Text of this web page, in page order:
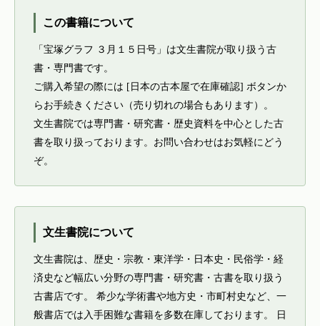
この書籍について
「宝塚グラフ ３月１５日号」は文生書院が取り扱う古
書・専門書です。
ご購入希望の際には [日本の古本屋で在庫確認] ボタンか
らお手続きください（売り切れの場合もあります）。
文生書院では専門書・研究書・歴史資料を中心とした古
書を取り扱っております。お問い合わせはお気軽にどう
ぞ。
文生書院について
文生書院は、歴史・宗教・東洋学・日本史・民俗学・経
済史など幅広い分野の専門書・研究書・古書を取り扱う
古書店です。 希少な学術書や地方史・市町村史など、一
般書店では入手困難な書籍を多数在庫しております。 日